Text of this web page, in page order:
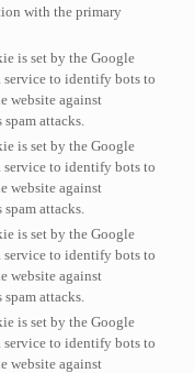
with the primary
is set by the Google
service to identify bots to
website against
attacks.
is set by the Google
service to identify bots to
website against
attacks.
is set by the Google
service to identify bots to
website against
attacks.
is set by the Google
service to identify bots to
website against